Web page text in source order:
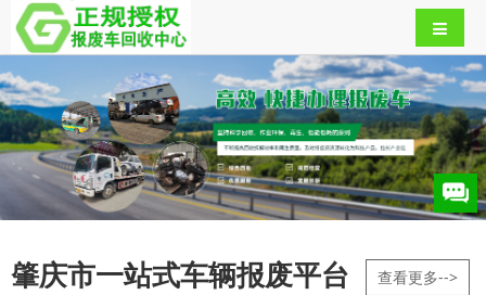
肇庆市一站式车辆报废平台 查看更多-->